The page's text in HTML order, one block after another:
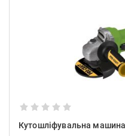
Кутошліфувальна